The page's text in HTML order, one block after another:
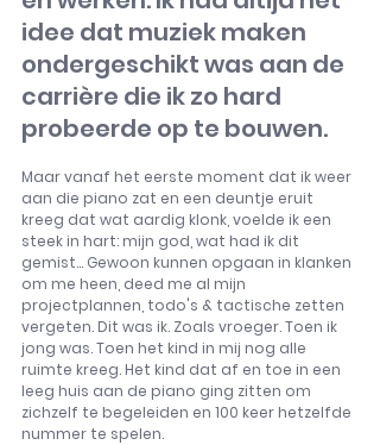
idee dat muziek maken
ondergeschikt was aan de
carrière die ik zo hard
probeerde op te bouwen.
Maar vanaf het eerste moment dat ik weer
aan die piano zat en een deuntje eruit
kreeg dat wat aardig klonk, voelde ik een
steek in hart: mijn god, wat had ik dit
gemist... Gewoon kunnen opgaan in klanken
om me heen, deed me al mijn
projectplannen, todo's & tactische zetten
vergeten. Dit was ik. Zoals vroeger. Toen ik
jong was. Toen het kind in mij nog alle
ruimte kreeg. Het kind dat af en toe in een
leeg huis aan de piano ging zitten om
zichzelf te begeleiden en 100 keer hetzelfde
nummer te spelen.